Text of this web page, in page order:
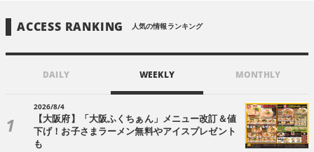
ACCESS RANKING 人気の情報ランキング
DAILY WEEKLY MONTHLY
2026/8/4
【大阪府】「大阪ふくちぁん」メニュー改訂＆値
下げ！お子さまラーメン無料やアイスプレゼント
も